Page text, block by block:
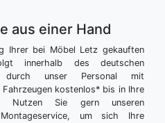
aus einer Hand
Ihrer bei Möbel Letz gekauften
innerhalb des deutschen
durch unser Personal mit
Fahrzeugen kostenlos* bis in Ihre
Nutzen Sie gern unseren
um sich Ihre